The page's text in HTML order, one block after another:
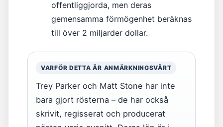
offentliggjorda, men deras
gemensamma förmögenhet beräknas
till över 2 miljarder dollar.
VARFÖR DETTA ÄR ANMÄRKNINGSVÄRT
Trey Parker och Matt Stone har inte
bara gjort rösterna – de har också
skrivit, regisserat och producerat